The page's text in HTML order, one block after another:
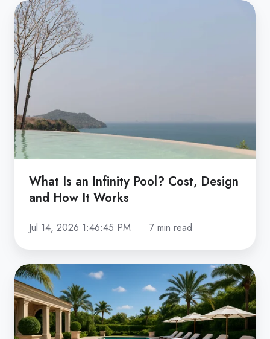
What
Is
an
Infinity
Pool?
Cost,
Design
and
How
It
Works
What Is an Infinity Pool? Cost, Design
and How It Works
Jul 14, 2026 1:46:45 PM 7 min read
How
Much
Does
a